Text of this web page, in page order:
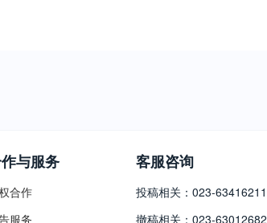
与服务
合作
服务
客服咨询
投稿相关：023-63416211
撤稿相关：023-63012682